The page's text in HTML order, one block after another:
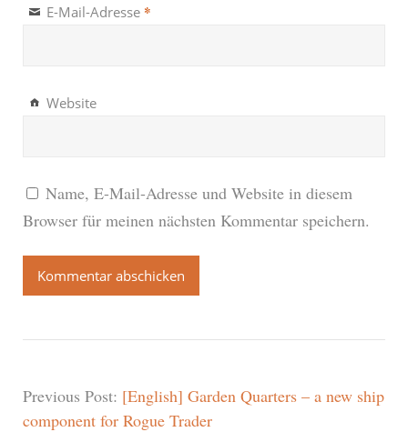
E-Mail-Adresse *
Website
Name, E-Mail-Adresse und Website in diesem
Browser für meinen nächsten Kommentar speichern.
Previous Post: [English] Garden Quarters – a new ship
component for Rogue Trader